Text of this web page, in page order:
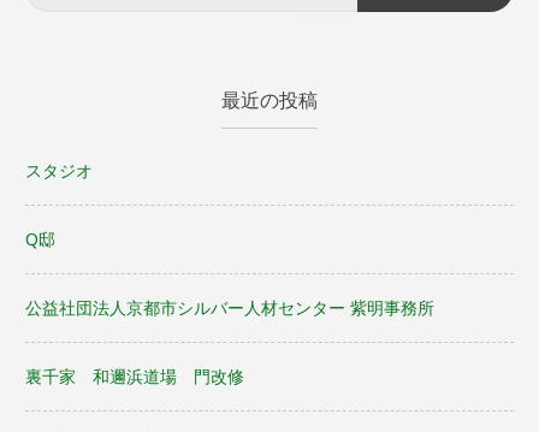
ョ
ン
索:
最近の投稿
スタジオ
Q邸
公益社団法人京都市シルバー人材センター 紫明事務所
裏千家 和邇浜道場 門改修